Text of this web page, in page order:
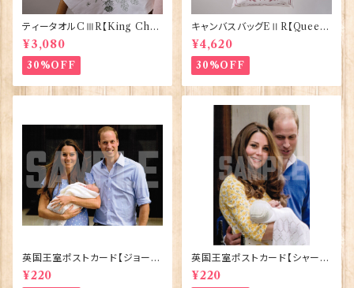
ティータオルCⅢR【King Char
lesⅢ Coronation】Victoria
Eggs 50129
¥3,080
30%OFF
キャンバスバッグEⅡR【Queen
ElizabethⅡ Commemorativ
e】Victoria Eggs 90332
¥4,620
30%OFF
英国王室ポストカード【ジョージ
王子ご誕生】Pageantry Post
card 90183-JEF100
¥220
英国王室ポストカード【シャーロ
ット王女2】Pageantry Postca
rd 90183-JEF202
¥220